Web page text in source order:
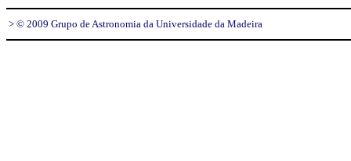
> © 2009 Grupo de Astronomia da Universidade da Madeira